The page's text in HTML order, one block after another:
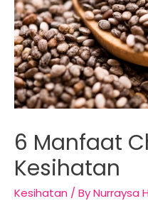
6 Manfaat
Kesihatan
Kesihatan / ByNurraysa